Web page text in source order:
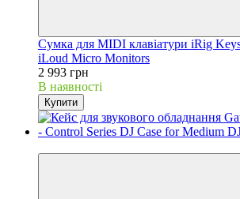
Сумка для MIDI клавіатури iRig
iLoud Micro Monitors
2 993 грн
В наявності
Купити